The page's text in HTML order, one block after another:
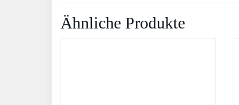
Ähnliche Produkte